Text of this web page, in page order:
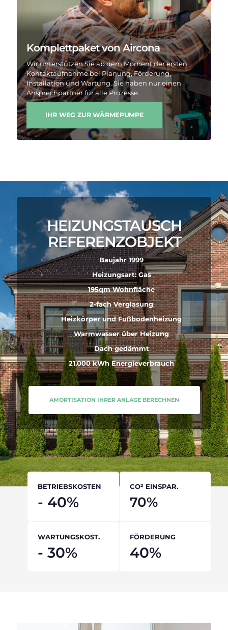
Komplettpaket von Aircona
Wir unterstützen Sie ab dem Moment der ersten
Kontaktaufnahme bei Planung, Förderung,
Installation und Wartung. Sie haben nur einen
Ansprechpartner für alle Prozesse.
IHR WEG ZUR WÄRMEPUMPE
HEIZUNGSTAUSCH
REFERENZOBJEKT
Baujahr 1999
Heizungsart: Gas
195qm Wohnfläche
2-fach Verglasung
Heizkörper und Fußbodenheizung
Warmwasser über Heizung
Dach gedämmt
21.000 kWh Energieverbrauch
AMORTISATION IHRER ANLAGE BERECHNEN
BETRIEBSKOSTEN
- 40%
CO² EINSPAR.
70%
WARTUNGSKOST.
- 30%
FÖRDERUNG
40%